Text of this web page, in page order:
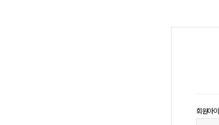
회원아